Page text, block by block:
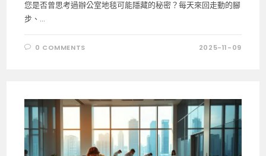
您是否曾思考過辦公室地毯可能隱藏的秘密？每天來回走動的腳
步、...
0 COMMENTS 2025-11-09